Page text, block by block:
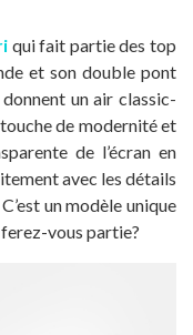
qui fait partie des top
et son double pont
un air classic-
de modernité et
de l’écran en
avec les détails
un modèle unique
vous partie?